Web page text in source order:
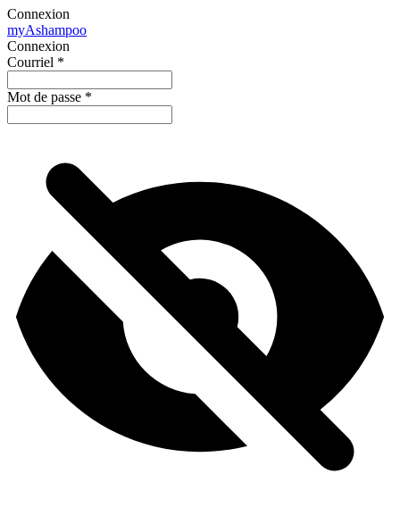
Connexion
myAshampoo
Connexion
Courriel *
Mot de passe *